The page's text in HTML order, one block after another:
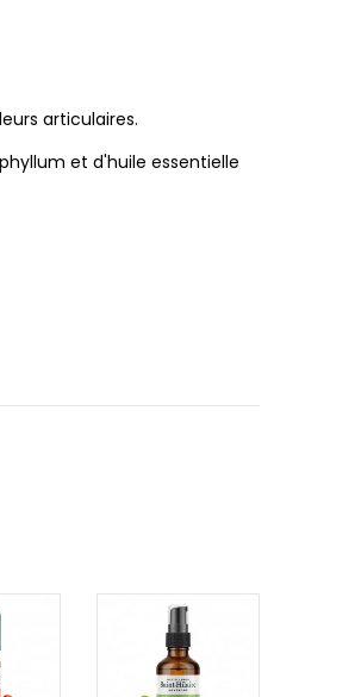
articulaires.
et d'huile essentielle